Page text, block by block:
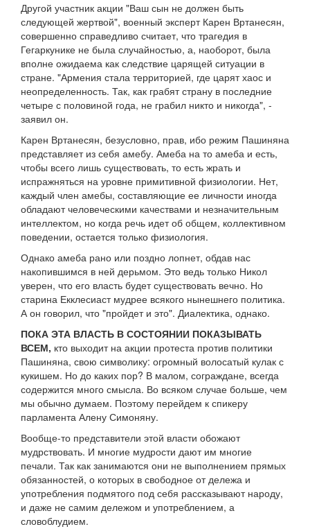
Другой участник акции "Ваш сын не должен быть
следующей жертвой", военный эксперт Карен Вртанесян,
совершенно справедливо считает, что трагедия в
Гегаркунике не была случайностью, а, наоборот, была
вполне ожидаема как следствие царящей ситуации в
стране. "Армения стала территорией, где царят хаос и
неопределенность. Так, как грабят страну в последние
четыре с половиной года, не грабил никто и никогда", -
заявил он.
Карен Вртанесян, безусловно, прав, ибо режим Пашиняна
представляет из себя амебу. Амеба на то амеба и есть,
чтобы всего лишь существовать, то есть жрать и
испражняться на уровне примитивной физиологии. Нет,
каждый член амебы, составляющие ее личности иногда
обладают человеческими качествами и незначительным
интеллектом, но когда речь идет об общем, коллективном
поведении, остается только физиология.
Однако амеба рано или поздно лопнет, обдав нас
накопившимся в ней дерьмом. Это ведь только Никол
уверен, что его власть будет существовать вечно. Но
старина Екклесиаст мудрее всякого нынешнего политика.
А он говорил, что "пройдет и это". Диалектика, однако.
ПОКА ЭТА ВЛАСТЬ В СОСТОЯНИИ ПОКАЗЫВАТЬ
ВСЕМ, кто выходит на акции протеста против политики
Пашиняна, свою символику: огромный волосатый кулак с
кукишем. Но до каких пор? В малом, сограждане, всегда
содержится много смысла. Во всяком случае больше, чем
мы обычно думаем. Поэтому перейдем к спикеру
парламента Алену Симоняну.
Вообще-то представители этой власти обожают
мудрствовать. И многие мудрости дают им многие
печали. Так как занимаются они не выполнением прямых
обязанностей, о которых в свободное от дележа и
употребления подмятого под себя рассказывают народу,
и даже не самим дележом и употреблением, а
словоблудием.